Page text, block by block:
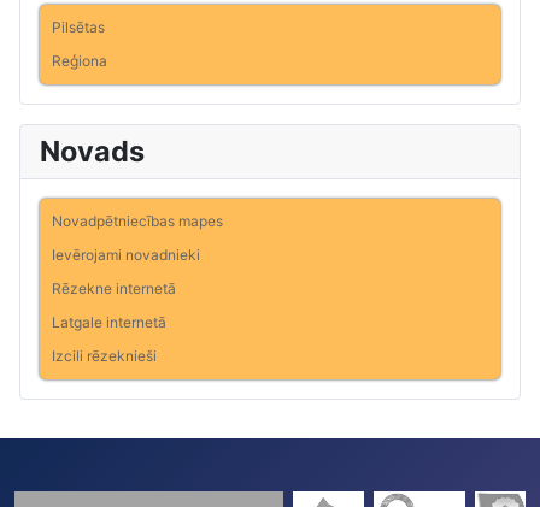
Pilsētas
Reģiona
Novads
Novadpētniecības mapes
Ievērojami novadnieki
Rēzekne internetā
Latgale internetā
Izcili rēzeknieši